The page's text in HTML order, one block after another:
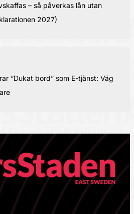
– så påverkas lån utan
2027)
“Dukat bord” som E-tjänst: Väg